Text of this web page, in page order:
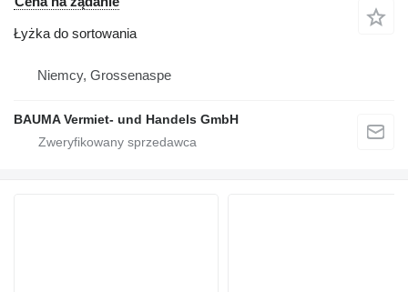
Łyżka do sortowania
Niemcy, Grossenaspe
BAUMA Vermiet- und Handels GmbH